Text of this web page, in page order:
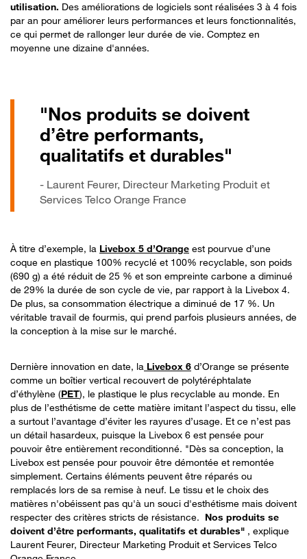
utilisation. Des améliorations de logiciels sont réalisées 3 à 4 fois
par an pour améliorer leurs performances et leurs fonctionnalités,
ce qui permet de rallonger leur durée de vie. Comptez en
moyenne une dizaine d'années.
"Nos produits se doivent
d’être performants,
qualitatifs et durables"
- Laurent Feurer, Directeur Marketing Produit et
Services Telco Orange France
À titre d’exemple, la Livebox 5 d’Orange est pourvue d’une
coque en plastique 100% recyclé et 100% recyclable, son poids
(690 g) a été réduit de 25 % et son empreinte carbone a diminué
de 29% la durée de son cycle de vie, par rapport à la Livebox 4.
De plus, sa consommation électrique a diminué de 17 %. Un
véritable travail de fourmis, qui prend parfois plusieurs années, de
la conception à la mise sur le marché.
Dernière innovation en date, la Livebox 6 d’Orange se présente
comme un boîtier vertical recouvert de polytéréphtalate
d’éthylène (PET), le plastique le plus recyclable au monde. En
plus de l’esthétisme de cette matière imitant l’aspect du tissu, elle
a surtout l’avantage d’éviter les rayures d’usage. Et ce n’est pas
un détail hasardeux, puisque la Livebox 6 est pensée pour
pouvoir être entièrement reconditionné. "Dès sa conception, la
Livebox est pensée pour pouvoir être démontée et remontée
simplement. Certains éléments peuvent être réparés ou
remplacés lors de sa remise à neuf. Le tissu et le choix des
matières n'obéissent pas qu'à un souci d'esthétisme mais doivent
respecter des critères stricts de résistance. Nos produits se
doivent d’être performants, qualitatifs et durables" , explique
Laurent Feurer, Directeur Marketing Produit et Services Telco